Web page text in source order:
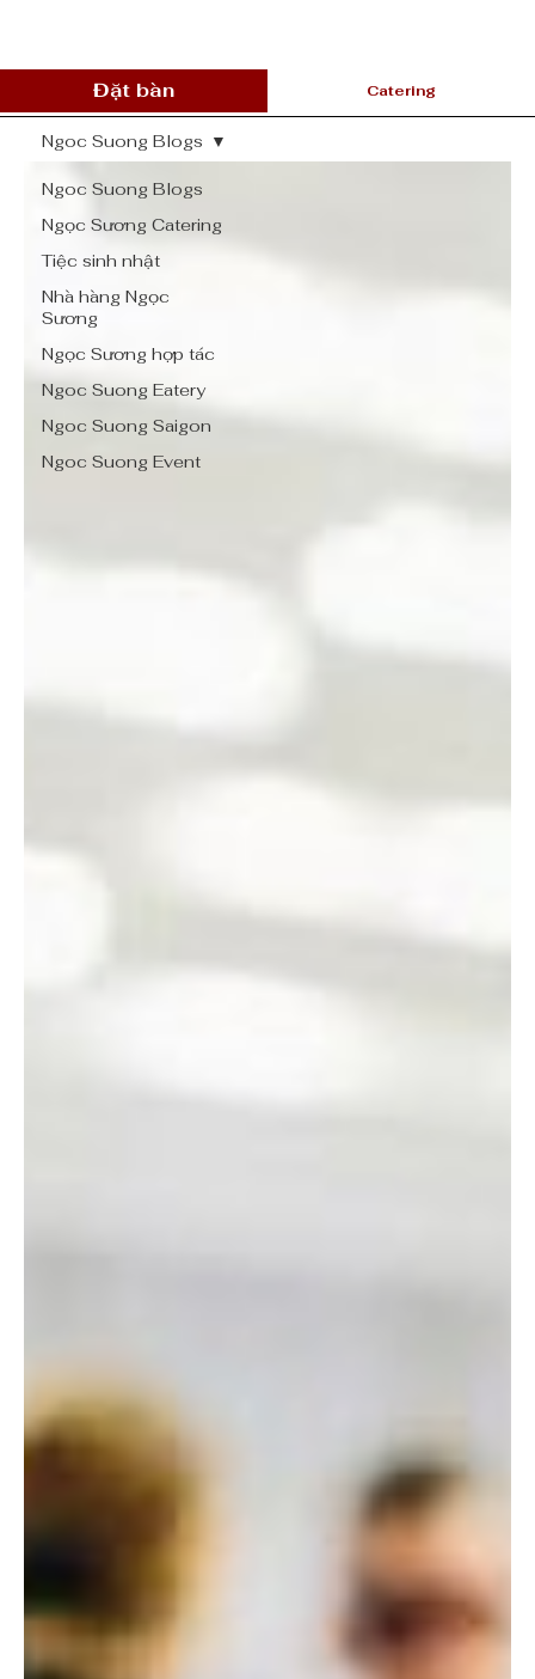
Catering
Đặt bàn
Ngoc Suong Blogs
Ngọc Sương Catering
Tiệc sinh nhật
Nhà hàng Ngọc
Sương
Ngọc Sương hợp tác
Ngoc Suong Eatery
Ngoc Suong Saigon
Ngoc Suong Event
Ngoc Suong Blogs